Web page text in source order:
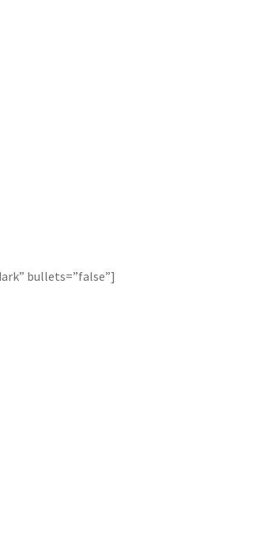
bullets=”false”]